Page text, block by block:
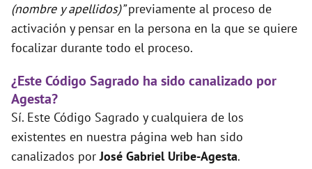
(nombre y apellidos)”previamente al proceso de
activación y pensar en la persona en la que se quiere
focalizar durante todo el proceso.
¿Este Código Sagrado ha sido canalizado por
Agesta?
Sí. Este Código Sagrado y cualquiera de los
existentes en nuestra página web han sido
canalizados porJosé Gabriel Uribe-Agesta.